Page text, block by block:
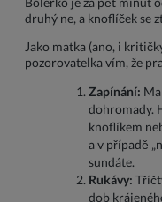
druhý ne, a knoflíček se
Jako matka (ano, i
pozorovatelka vím, že
Zapínání:
dohromady.
knoflíkem
a v případě
sundáte.
Rukávy:
dob